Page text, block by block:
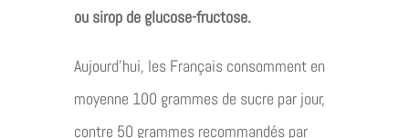
ou sirop de glucose-fructose.
Aujourd’hui, les Français consomment en
moyenne 100 grammes de sucre par jour,
contre 50 grammes recommandés par